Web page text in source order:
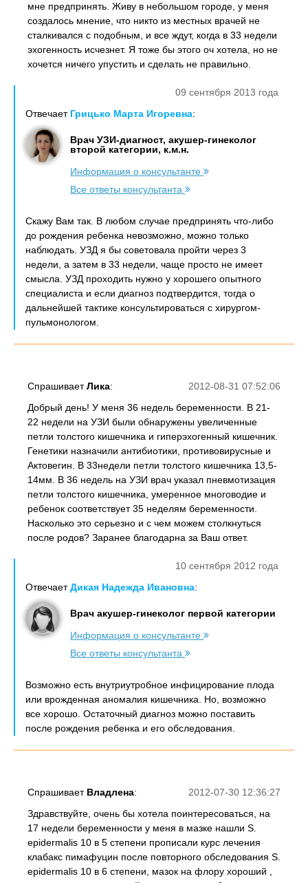
мне предпринять. Живу в небольшом городе, у меня
создалось мнение, что никто из местных врачей не
сталкивался с подобным, и все ждут, когда в 33 недели
эхогенность исчезнет. Я тоже бы этого оч хотела, но не
хочется ничего упустить и сделать не правильно.
09 сентября 2013 года
Отвечает Грицько Марта Игоревна:
Врач УЗИ-диагност, акушер-гинеколог
второй категории, к.м.н.
Информация о консультанте
Все ответы консультанта
Скажу Вам так. В любом случае предпринять что-либо
до рождения ребенка невозможно, можно только
наблюдать. УЗД я бы советовала пройти через 3
недели, а затем в 33 недели, чаще просто не имеет
смысла. УЗД проходить нужно у хорошего опытного
специалиста и если диагноз подтвердится, тогда о
дальнейшей тактике консультироваться с хирургом-
пульмонологом.
2012-08-31 07:52:06
СпрашиваетЛика:
Добрый день! У меня 36 недель беременности. В 21-
22 недели на УЗИ были обнаружены увеличенные
петли толстого кишечника и гиперэхогенный кишечник.
Генетики назначили антибиотики, противовирусные и
Актовегин. В 33недели петли толстого кишечника 13,5-
14мм. В 36 недель на УЗИ врач указал пневмотизация
петли толстого кишечника, умеренное многоводие и
ребенок соответствует 35 неделям беременности.
Насколько это серьезно и с чем можем столкнуться
после родов? Заранее благодарна за Ваш ответ.
10 сентября 2012 года
ОтвечаетДикая Надежда Ивановна:
Врач акушер-гинеколог первой категории
Информация о консультанте
Все ответы консультанта
Возможно есть внутриутробное инфицирование плода
или врожденная аномалия кишечника. Но, возможно
все хорошо. Остаточный диагноз можно поставить
после рождения ребенка и его обследования.
2012-07-30 12:36:27
Спрашивает Владлена:
Здравствуйте, очень бы хотела поинтересоваться, на
17 недели беременности у меня в мазке нашли S.
epidermalis 10 в 5 степени прописали курс лечения
клабакс пимафуцин после повторного обследования S.
epidermalis 10 в 6 степени, мазок на флору хороший ,